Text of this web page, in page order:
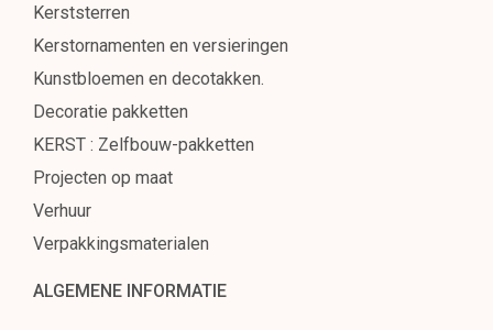
Kerststerren
Kerstornamenten en versieringen
Kunstbloemen en decotakken.
Decoratie pakketten
KERST : Zelfbouw-pakketten
Projecten op maat
Verhuur
Verpakkingsmaterialen
ALGEMENE INFORMATIE